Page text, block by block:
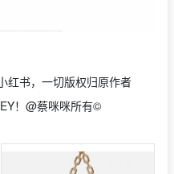
红书，一切版权归原作者
！@蔡咪咪所有©